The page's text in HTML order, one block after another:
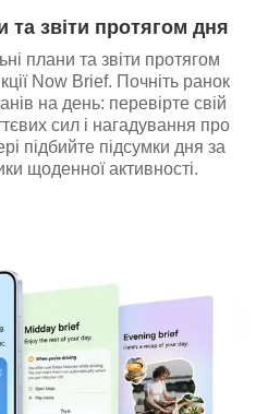
та звіти протягом дня
плани та звіти протягом
Now Brief. Почніть ранок
на день: перевірте свій
сил і нагадування про
підбийте підсумки дня за
щоденної активності.